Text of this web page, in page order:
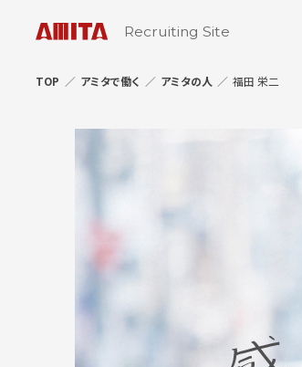
Recruiting Site
TOP アミタで働く アミタの人 福田 栄二